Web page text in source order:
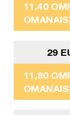
11,40
29
11,80